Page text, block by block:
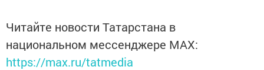
Читайте новости Татарстана в
национальном мессенджере MАХ:
https://max.ru/tatmedia